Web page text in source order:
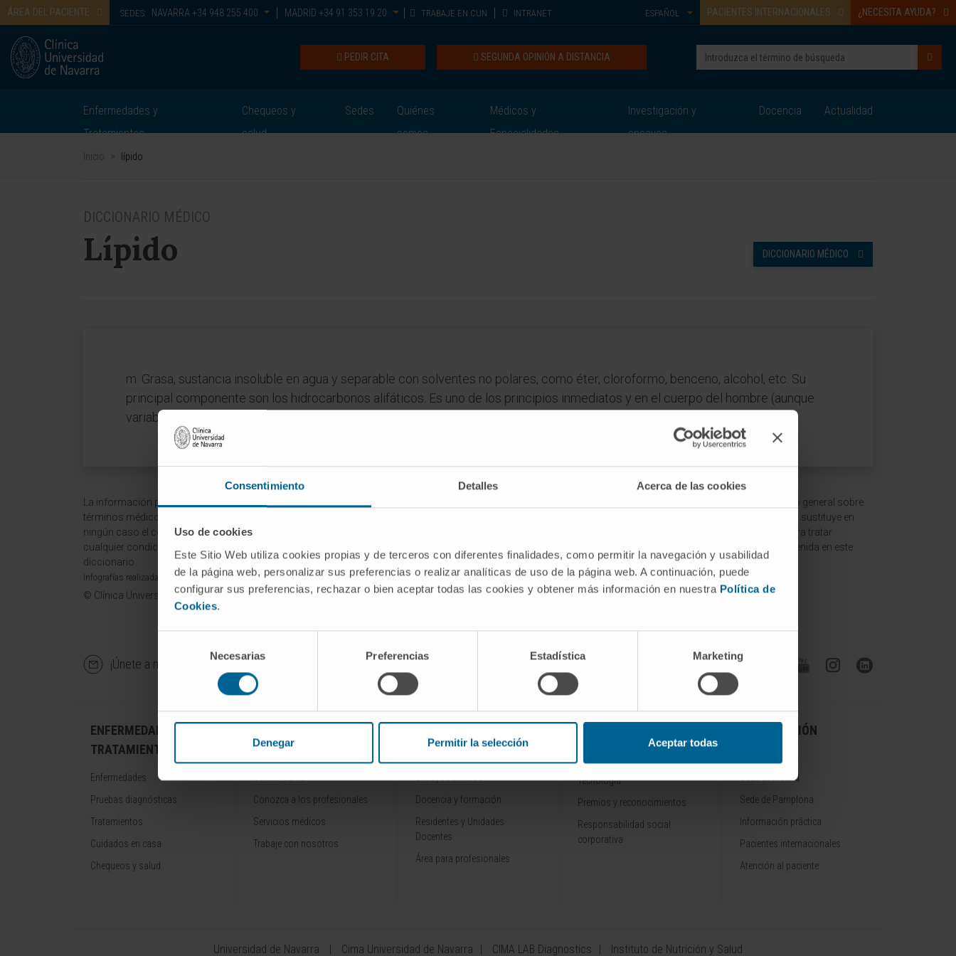
Consentimiento Detalles Acerca de las cookies
Uso de cookies
Este Sitio Web utiliza cookies propias y de terceros con diferentes finalidades, como permitir la navegación y usabilidad
de la página web, personalizar sus preferencias o realizar analíticas de uso de la página web. A continuación, puede
configurar sus preferencias, rechazar o bien aceptar todas las cookies y obtener más información en nuestra Política de
Cookies.
consentimiento
Necesarias Preferencias Estadística Marketing
Denegar Permitir la selección Aceptar todas
ÁREA DEL PACIENTE SEDES: NAVARRA +34 948 255 400 MADRID +34 91 353 19 20 TRABAJE EN CUN INTRANET PACIENTES INTERNACIONALES ¿NECESITA AYUDA?
ESPAÑOL
SEGUNDA OPINIÓN A DISTANCIA
PEDIR CITA
Enfermedades y
Tratamientos
Chequeos y
salud
Sedes
Quiénes
somos
Médicos y
Especialidades
Investigación y
ensayos
Docencia Actualidad
Inicio > lípido
DICCIONARIO MÉDICO
Lípido DICCIONARIO MÉDICO
m. Grasa, sustancia insoluble en agua y separable con solventes no polares, como éter, cloroformo, benceno, alcohol, etc. Su
principal componente son los hidrocarbonos alifáticos. Es uno de los principios inmediatos y en el cuerpo del hombre (aunque
variable según el grado de obesidad) se encuentran abundantemente.
La información proporcionada en este Diccionario Médico de la Clínica Universidad de Navarra tiene como objetivo principal ofrecer un contexto y entendimiento general sobre
términos médicos y no debe ser utilizada como fuente única para tomar decisiones relacionadas con la salud. Esta información es meramente informativa y no sustituye en
ningún caso el consejo, diagnóstico, tratamiento o recomendaciones de profesionales de la salud. Siempre es esencial consultar a un médico o especialista para tratar
cualquier condición o síntoma médico. La Clínica Universidad de Navarra no se responsabiliza por el uso inapropiado o la interpretación de la información contenida en este
diccionario.
Infografías realizadas con https://BioRender.com
© Clínica Universidad de Navarra 2026
¡Únete a nuestra comunidad! Síguenos
ENFERMEDADES Y
TRATAMIENTOS
Enfermedades
Pruebas diagnósticas
Tratamientos
Cuidados en casa
Chequeos y salud
PROFESIONALES
Cancer Center
Conozca a los profesionales
Servicios médicos
Trabaje con nosotros
DOCENCIA
Ensayos clínicos
Docencia y formación
Residentes y Unidades
Docentes
Área para profesionales
Tecnología
Premios y reconocimientos
Responsabilidad social
corporativa
INFORMACIÓN
Sede de Madrid
Sede de Pamplona
Información práctica
Pacientes internacionales
Atención al paciente
Universidad de Navarra Cima Universidad de Navarra CIMA LAB Diagnostics Instituto de Nutrición y Salud